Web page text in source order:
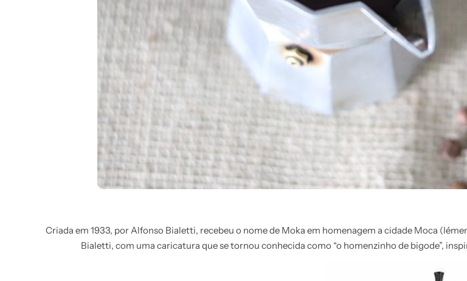
Criada em 1933, por Alfonso Bialetti, recebeu o nome de Moka em homenagem a cidade Moca
Bialetti, com uma caricatura que se tornou conhecida como “o homenzinho de bigode”,